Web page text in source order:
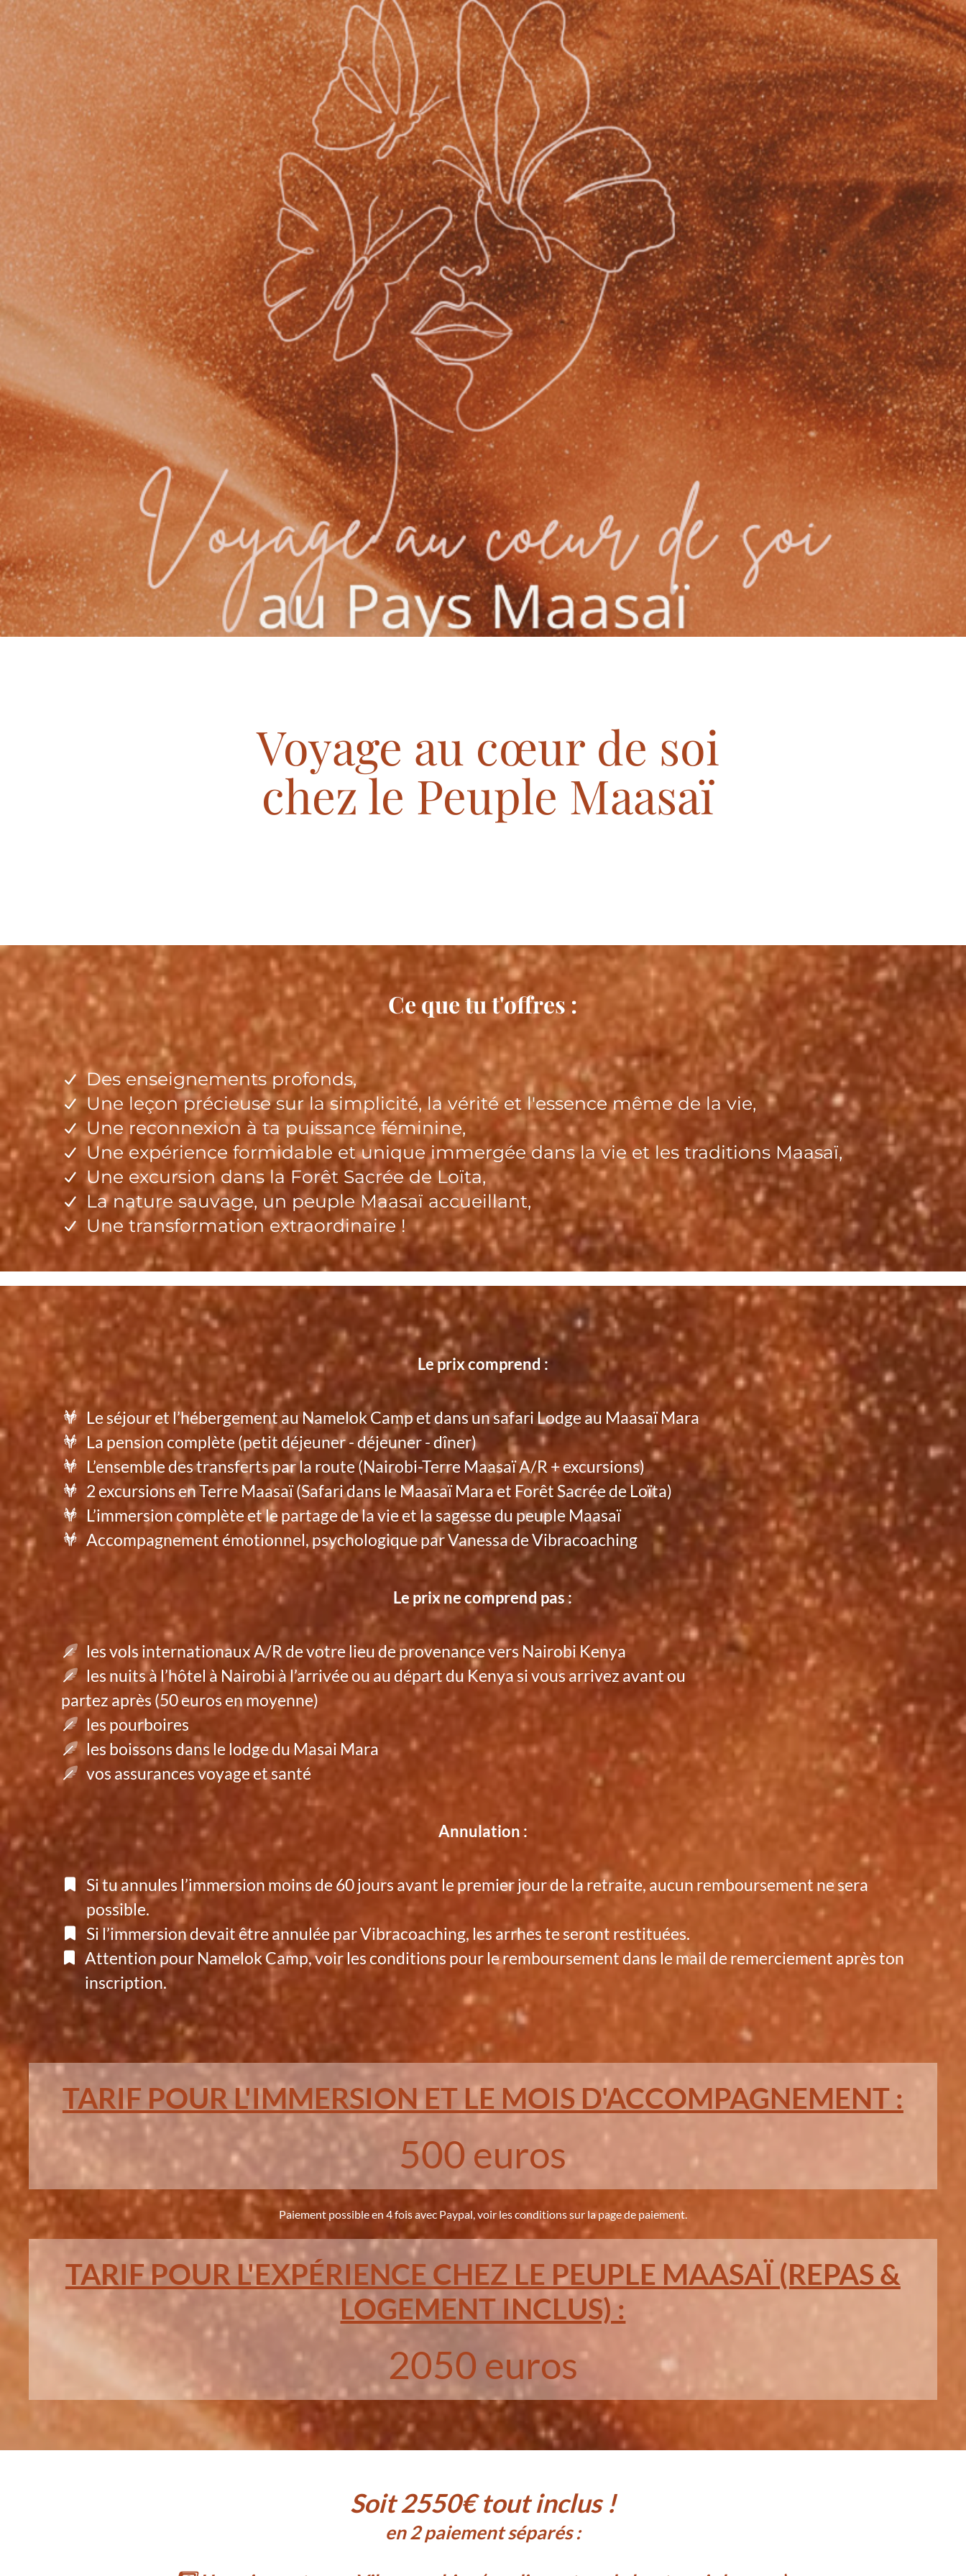
Voyage au cœur de soi
chez le Peuple Maasaï
Ce que tu t'offres :
Des enseignements profonds,
Une leçon précieuse sur la simplicité, la vérité et l'essence même de la vie,
Une reconnexion à ta puissance féminine,
Une expérience formidable et unique immergée dans la vie et les traditions Maasaï,
Une excursion dans la Forêt Sacrée de Loïta,
La nature sauvage, un peuple Maasaï accueillant,
Une transformation extraordinaire !
Le prix comprend :
Le séjour et l’hébergement au Namelok Camp et dans un safari Lodge au Maasaï Mara
La pension complète (petit déjeuner - déjeuner - dîner)
L’ensemble des transferts par la route (Nairobi-Terre Maasaï A/R + excursions)
2 excursions en Terre Maasaï (Safari dans le Maasaï Mara et Forêt Sacrée de Loïta)
L’immersion complète et le partage de la vie et la sagesse du peuple Maasaï
Accompagnement émotionnel, psychologique par Vanessa de Vibracoaching
Le prix ne comprend pas :
les vols internationaux A/R de votre lieu de provenance vers Nairobi Kenya
les nuits à l’hôtel à Nairobi à l’arrivée ou au départ du Kenya si vous arrivez avant ou
partez après (50 euros en moyenne)
les pourboires
les boissons dans le lodge du Masai Mara
vos assurances voyage et santé
Annulation :
Si tu annules l’immersion moins de 60 jours avant le premier jour de la retraite, aucun remboursement ne sera
possible.
Si l’immersion devait être annulée par Vibracoaching, les arrhes te seront restituées.
Attention pour Namelok Camp, voir les conditions pour le remboursement dans le mail de remerciement après ton
inscription.
TARIF POUR L'IMMERSION ET LE MOIS D'ACCOMPAGNEMENT :
500 euros
Paiement possible en 4 fois avec Paypal, voir les conditions sur la page de paiement.
TARIF POUR L'EXPÉRIENCE CHEZ LE PEUPLE MAASAÏ (REPAS &
LOGEMENT INCLUS) :
2050 euros
Soit 2550€ tout inclus !
en 2 paiement séparés :